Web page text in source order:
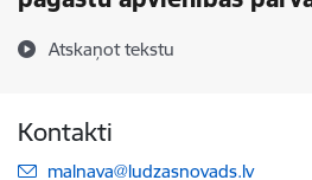
Atskaņot tekstu
Kontakti
E-pasts:
malnava@ludzasnovads.lv